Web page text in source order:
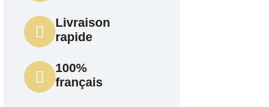
Livraison
rapide
100%
français